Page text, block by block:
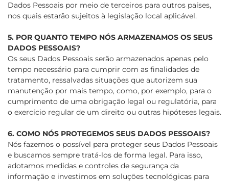
Dados Pessoais por meio de terceiros para outros países,
nos quais estarão sujeitos à legislação local aplicável.
5. POR QUANTO TEMPO NÓS ARMAZENAMOS OS SEUS
DADOS PESSOAIS?
Os seus Dados Pessoais serão armazenados apenas pelo
tempo necessário para cumprir com as finalidades de
tratamento, ressalvadas situações que autorizem sua
manutenção por mais tempo, como, por exemplo, para o
cumprimento de uma obrigação legal ou regulatória, para
o exercício regular de um direito ou outras hipóteses legais.
6. COMO NÓS PROTEGEMOS SEUS DADOS PESSOAIS?
Nós fazemos o possível para proteger seus Dados Pessoais
e buscamos sempre tratá-los de forma legal. Para isso,
adotamos medidas e controles de segurança da
informação e investimos em soluções tecnológicas para